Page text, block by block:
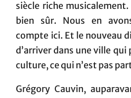
siècle riche
bien sûr. Nous en
compte ici. Et le nouveau
d’arriver dans une ville
culture, ce qui n’est pas
Grégory Cauvin,